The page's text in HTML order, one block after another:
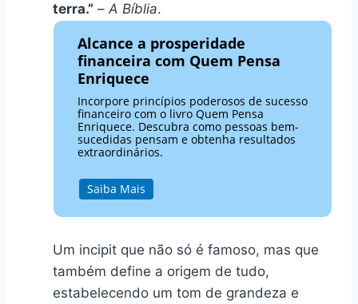
terra.” – A Bíblia.
Alcance a prosperidade
financeira com Quem Pensa
Enriquece
Incorpore princípios poderosos de sucesso
financeiro com o livro Quem Pensa
Enriquece. Descubra como pessoas bem-
sucedidas pensam e obtenha resultados
extraordinários.
Saiba Mais
Um incipit que não só é famoso, mas que
também define a origem de tudo,
estabelecendo um tom de grandeza e